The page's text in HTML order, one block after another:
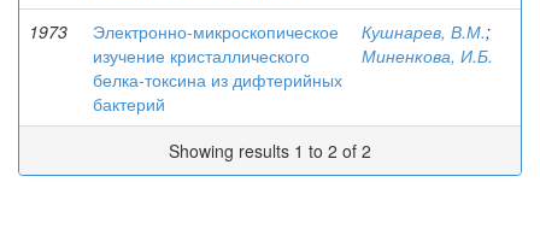
1973
Электронно-микроскопическое
изучение кристаллического
белка-токсина из дифтерийных
бактерий
Кушнарев, В.М.;
Миненкова, И.Б.
Showing results 1 to 2 of 2